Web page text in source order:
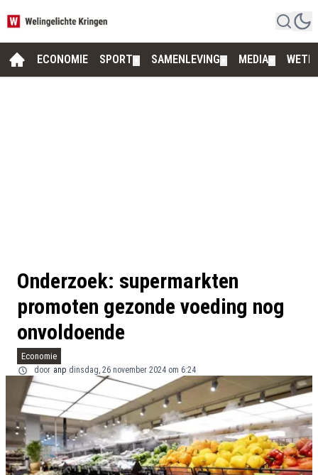
ECONOMIE SPORT SAMENLEVING MEDIA
Onderzoek: supermarkten
promoten gezonde voeding nog
onvoldoende
Economie
door anp dinsdag, 26 november 2024 om 6:24